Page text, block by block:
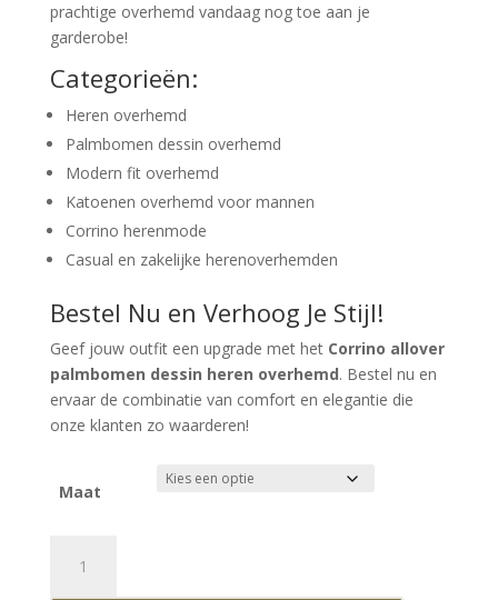
prachtige overhemd vandaag nog toe aan je
garderobe!
Categorieën:
Heren overhemd
Palmbomen dessin overhemd
Modern fit overhemd
Katoenen overhemd voor mannen
Corrino herenmode
Casual en zakelijke herenoverhemden
Bestel Nu en Verhoog Je Stijl!
Geef jouw outfit een upgrade met het Corrino allover
palmbomen dessin heren overhemd. Bestel nu en
ervaar de combinatie van comfort en elegantie die
onze klanten zo waarderen!
Maat
Trendy